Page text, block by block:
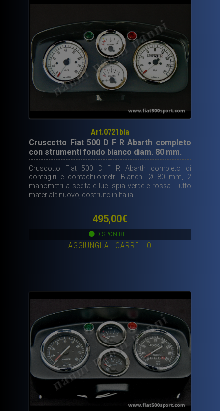
Art.0721bia
Cruscotto Fiat 500 D F R Abarth completo
con strumenti fondo bianco diam. 80 mm.
Cruscotto Fiat 500 D F R Abarth completo di
contagiri e contachilometri Bianchi Ø 80 mm, 2
manometri a scelta e luci spia verde e rossa. Tutto
materiale nuovo, costruito in Italia.
495,00€
DISPONIBILE
AGGIUNGI AL CARRELLO